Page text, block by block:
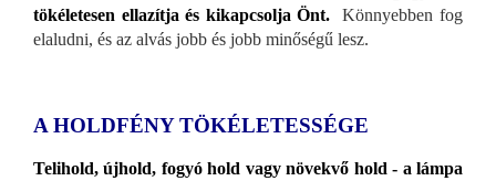
tökéletesen ellazítja és kikapcsolja Önt. Könnyebben fog
elaludni, és az alvás jobb és jobb minőségű lesz.
A HOLDFÉNY TÖKÉLETESSÉGE
Telihold, újhold, fogyó hold vagy növekvő hold - a lámpa